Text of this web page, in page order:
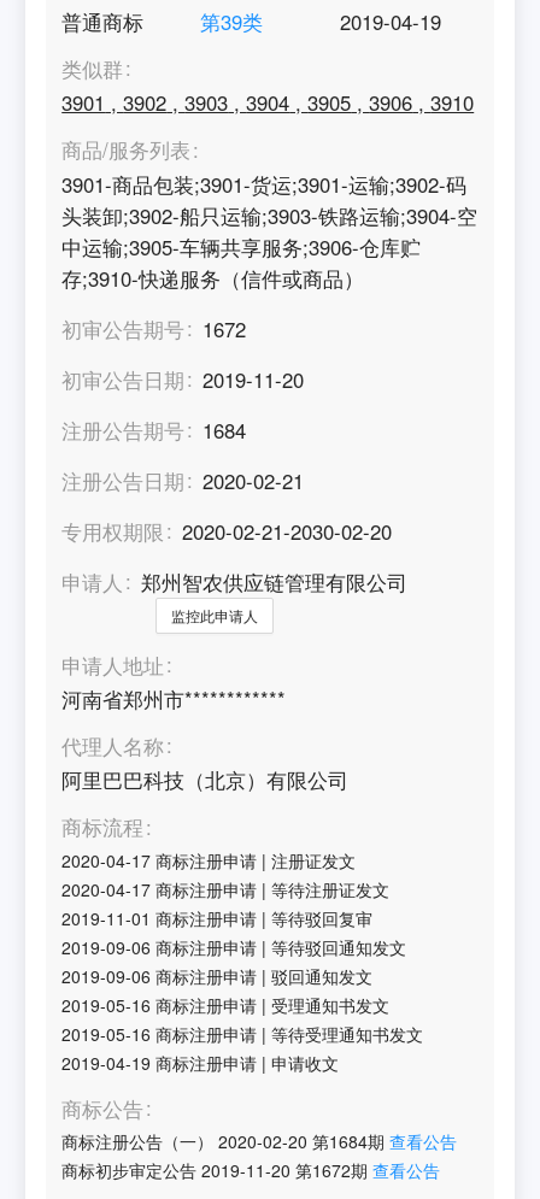
普通商标
第39类
2019-04-19
类似群
3901 ,3902 ,3903 ,3904 ,3905 ,3906 ,3910
商品/服务列表
3901-商品包装;3901-货运;3901-运输;3902-码
头装卸;3902-船只运输;3903-铁路运输;3904-空
中运输;3905-车辆共享服务;3906-仓库贮
存;3910-快递服务（信件或商品）
初审公告期号
1672
初审公告日期
2019-11-20
注册公告期号
1684
注册公告日期
2020-02-21
专用权期限
2020-02-21-2030-02-20
申请人
郑州智农供应链管理有限公司
监控此申请人
申请人地址
河南省郑州市************
代理人名称
阿里巴巴科技（北京）有限公司
商标流程
2020-04-17 商标注册申请 |注册证发文
2020-04-17 商标注册申请 |等待注册证发文
2019-11-01 商标注册申请 |等待驳回复审
2019-09-06 商标注册申请 |等待驳回通知发文
2019-09-06 商标注册申请 |驳回通知发文
2019-05-16 商标注册申请 |受理通知书发文
2019-05-16 商标注册申请 |等待受理通知书发文
2019-04-19 商标注册申请 |申请收文
商标公告
商标注册公告（一） 2020-02-20 第1684期 查看公告
商标初步审定公告 2019-11-20 第1672期 查看公告